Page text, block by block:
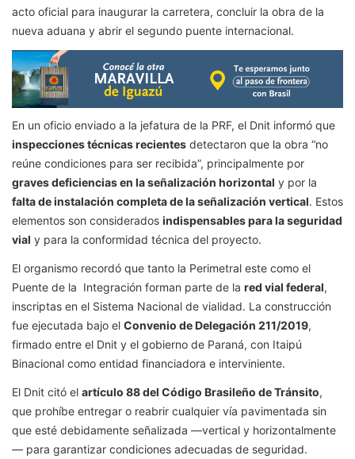
acto oficial para inaugurar la carretera, concluir la obra de la
nueva aduana y abrir el segundo puente internacional.
En un oficio enviado a la jefatura de la PRF, el Dnit informó que
inspecciones técnicas recientes detectaron que la obra “no
reúne condiciones para ser recibida”, principalmente por
graves deficiencias en la señalización horizontal y por la
falta de instalación completa de la señalización vertical. Estos
elementos son considerados indispensables para la seguridad
vial y para la conformidad técnica del proyecto.
El organismo recordó que tanto la Perimetral este como el
Puente de la Integración forman parte de la red vial federal,
inscriptas en el Sistema Nacional de vialidad. La construcción
fue ejecutada bajo el Convenio de Delegación 211/2019,
firmado entre el Dnit y el gobierno de Paraná, con Itaipú
Binacional como entidad financiadora e interviniente.
El Dnit citó el artículo 88 del Código Brasileño de Tránsito,
que prohíbe entregar o reabrir cualquier vía pavimentada sin
que esté debidamente señalizada —vertical y horizontalmente
— para garantizar condiciones adecuadas de seguridad.